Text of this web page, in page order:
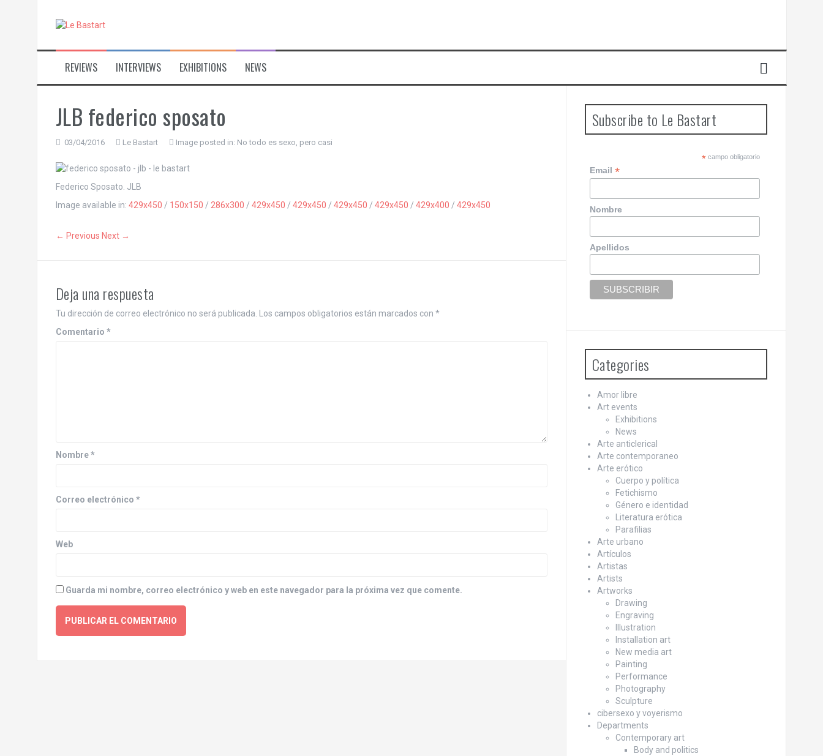
REVIEWS INTERVIEWS EXHIBITIONS NEWS
JLB federico sposato
03/04/2016 Le Bastart Image posted in: No todo es sexo, pero casi
Federico Sposato. JLB
Image available in: 429x450 / 150x150 / 286x300 / 429x450 / 429x450 / 429x450 / 429x450 / 429x400 / 429x450
← Previous Next →
Deja una respuesta
Tu dirección de correo electrónico no será publicada. Los campos obligatorios están marcados con *
Comentario *
Nombre*
Correo electrónico *
Web
Guarda mi nombre, correo electrónico y web en este navegador para la próxima vez que comente.
Subscribe to Le Bastart
*campo obligatorio
Email*
Nombre
Apellidos
Categories
Amor libre
Art events
Exhibitions
News
Arte anticlerical
Arte contemporaneo
Arte erótico
Cuerpo y política
Fetichismo
Género e identidad
Literatura erótica
Parafilias
Arte urbano
Artículos
Artistas
Artists
Artworks
Drawing
Engraving
Illustration
Installation art
New media art
Painting
Performance
Photography
Sculpture
cibersexo y voyerismo
Departments
Contemporary art
Body and politics